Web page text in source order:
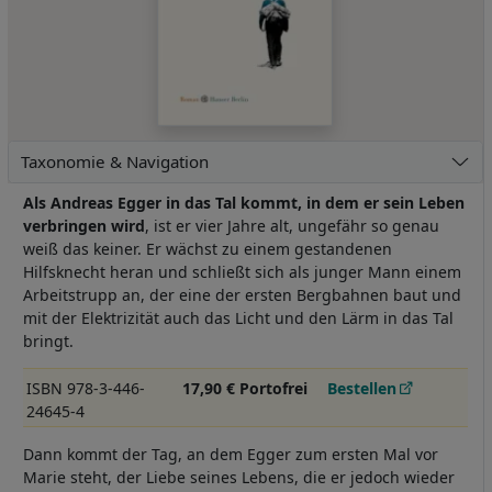
Taxonomie & Navigation
Als Andreas Egger in das Tal kommt, in dem er sein Leben
verbringen wird, ist er vier Jahre alt, ungefähr so genau
weiß das keiner. Er wächst zu einem gestandenen
Hilfsknecht heran und schließt sich als junger Mann einem
Arbeitstrupp an, der eine der ersten Bergbahnen baut und
mit der Elektrizität auch das Licht und den Lärm in das Tal
bringt.
ISBN 978-3-446-
24645-4
17,90 € Portofrei Bestellen
Dann kommt der Tag, an dem Egger zum ersten Mal vor
Marie steht, der Liebe seines Lebens, die er jedoch wieder